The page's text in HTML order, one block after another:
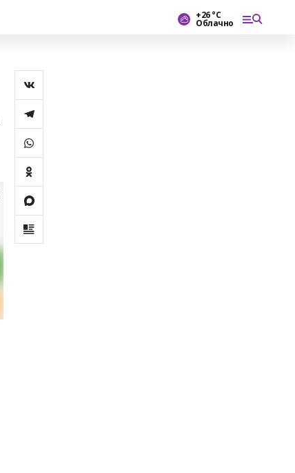
+26 °С
Облачно